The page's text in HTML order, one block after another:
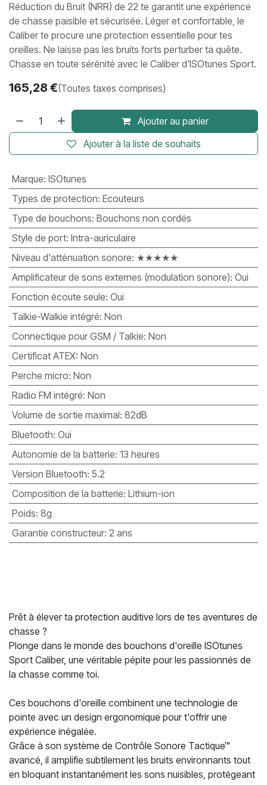
Réduction du Bruit (NRR) de 22 te garantit une expérience
de chasse paisible et sécurisée. Léger et confortable, le
Caliber te procure une protection essentielle pour tes
oreilles. Ne laisse pas les bruits forts perturber ta quête.
Chasse en toute sérénité avec le Caliber d'ISOtunes Sport.
165,28 €(Toutes taxes comprises)
Ajouter au panier
Ajouter à la liste de souhaits
Marque: ISOtunes
Types de protection: Ecouteurs
Type de bouchons: Bouchons non cordés
Style de port: Intra-auriculaire
Niveau d'atténuation sonore: ★★★★★
Amplificateur de sons externes (modulation sonore): Oui
Fonction écoute seule: Oui
Talkie-Walkie intégré: Non
Connectique pour GSM / Talkie: Non
Certificat ATEX: Non
Perche micro: Non
Radio FM intégré: Non
Volume de sortie maximal: 82dB
Bluetooth: Oui
Autonomie de la batterie: 13 heures
Version Bluetooth: 5.2
Composition de la batterie: Lithium-ion
Poids: 8g
Garantie constructeur: 2 ans
Prêt à élever ta protection auditive lors de tes aventures de
chasse ?
Plonge dans le monde des bouchons d'oreille ISOtunes
Sport Caliber, une véritable pépite pour les passionnés de
la chasse comme toi.
Ces bouchons d'oreille combinent une technologie de
pointe avec un design ergonomique pour t'offrir une
expérience inégalée.
Grâce à son système de Contrôle Sonore Tactique™
avancé, il amplifie subtilement les bruits environnants tout
en bloquant instantanément les sons nuisibles, protégeant